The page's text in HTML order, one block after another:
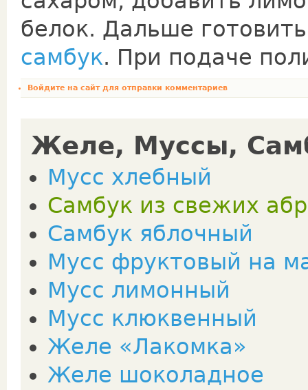
белок. Дальше
самбук. При подаче
Войдите на сайтдля отправки комментариев
Желе, Муссы,
Мусс хлебный
Самбук из свежих
Самбук яблочный
Мусс фруктовый на
Мусс лимонный
Мусс клюквенный
Желе «Лакомка»
Желе шоколадное